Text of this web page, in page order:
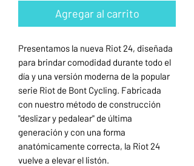
Agregar al carrito
Presentamos la nueva Riot 24, diseñada
para brindar comodidad durante todo el
día y una versión moderna de la popular
serie Riot de Bont Cycling. Fabricada
con nuestro método de construcción
"deslizar y pedalear" de última
generación y con una forma
anatómicamente correcta, la Riot 24
vuelve a elevar el listón.